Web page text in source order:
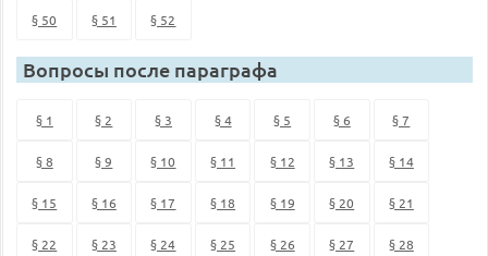
§ 50 § 51 § 52
Вопросы после параграфа
§ 1 § 2 § 3 § 4 § 5 § 6 § 7
§ 8 § 9 § 10 § 11 § 12 § 13 § 14
§ 15 § 16 § 17 § 18 § 19 § 20 § 21
§ 22 § 23 § 24 § 25 § 26 § 27 § 28